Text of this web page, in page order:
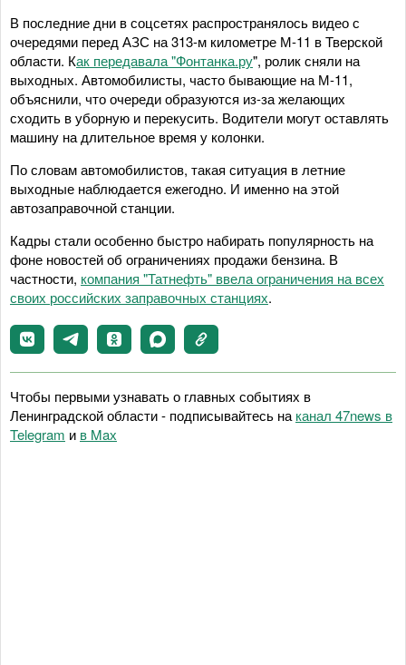
В последние дни в соцсетях распространялось видео с
очередями перед АЗС на 313-м километре М-11 в Тверской
области. Как передавала "Фонтанка.ру", ролик сняли на
выходных. Автомобилисты, часто бывающие на М-11,
объяснили, что очереди образуются из-за желающих
сходить в уборную и перекусить. Водители могут оставлять
машину на длительное время у колонки.
По словам автомобилистов, такая ситуация в летние
выходные наблюдается ежегодно. И именно на этой
автозаправочной станции.
Кадры стали особенно быстро набирать популярность на
фоне новостей об ограничениях продажи бензина. В
частности, компания "Татнефть" ввела ограничения на всех
своих российских заправочных станциях.
Чтобы первыми узнавать о главных событиях в
Ленинградской области - подписывайтесь на канал 47news в
Telegram и в Maх